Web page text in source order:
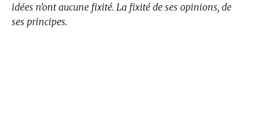
idées n’ont aucune fixité. La fixité de ses opinions, de
ses principes.